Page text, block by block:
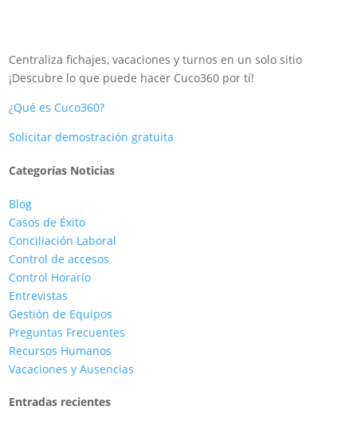
Centraliza fichajes, vacaciones y turnos en un solo sitio
¡Descubre lo que puede hacer Cuco360 por tí!
¿Qué es Cuco360?
Solicitar demostración gratuita
Categorías Noticias
Blog
Casos de Éxito
Conciliación Laboral
Control de accesos
Control Horario
Entrevistas
Gestión de Equipos
Preguntas Frecuentes
Recursos Humanos
Vacaciones y Ausencias
Entradas recientes